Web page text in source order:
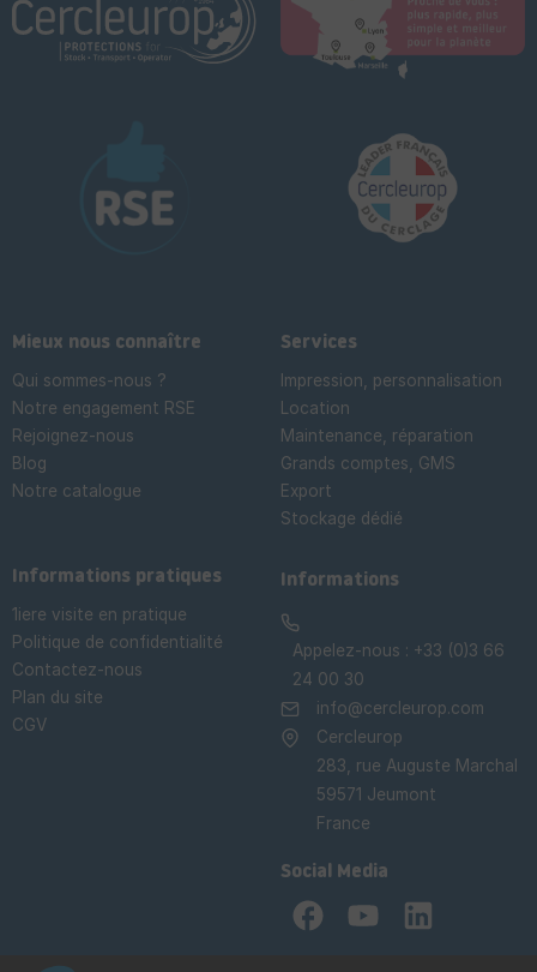
Mieux nous connaître
Qui sommes-nous ?
Notre engagement RSE
Rejoignez-nous
Blog
Notre catalogue
Services
Impression, personnalisation
Location
Maintenance, réparation
Grands comptes, GMS
Export
Stockage dédié
Informations pratiques
1iere visite en pratique
Politique de confidentialité
Contactez-nous
Plan du site
CGV
Informations
Appelez-nous : +33 (0)3 66
24 00 30
info@cercleurop.com
Cercleurop
283, rue Auguste Marchal
59571 Jeumont
France
Social Media